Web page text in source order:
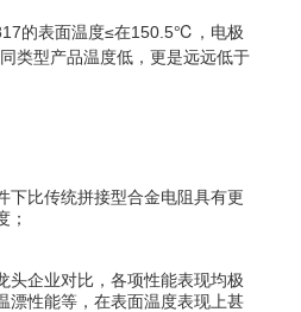
的表面温度≤在150.5℃，电极
类型产品温度低，更是远远低于
下比传统拼接型合金电阻具有更
；
头企业对比，各项性能表现均极
漂性能等，在表面温度表现上甚